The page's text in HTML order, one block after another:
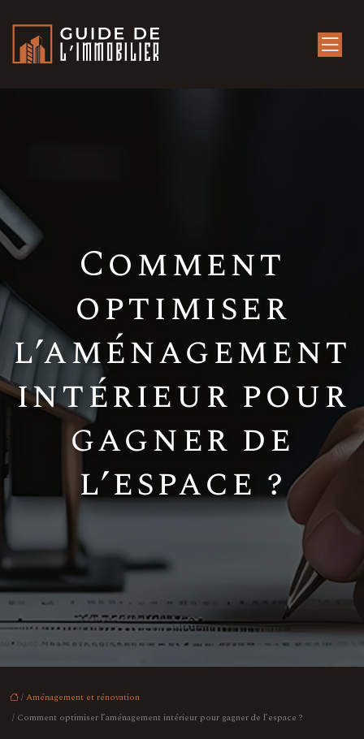
Comment
optimiser
l’aménagement
intérieur pour
gagner de
l’espace ?
/Aménagement et rénovation
/ Comment optimiser l’aménagement intérieur pour gagner de l’espace ?